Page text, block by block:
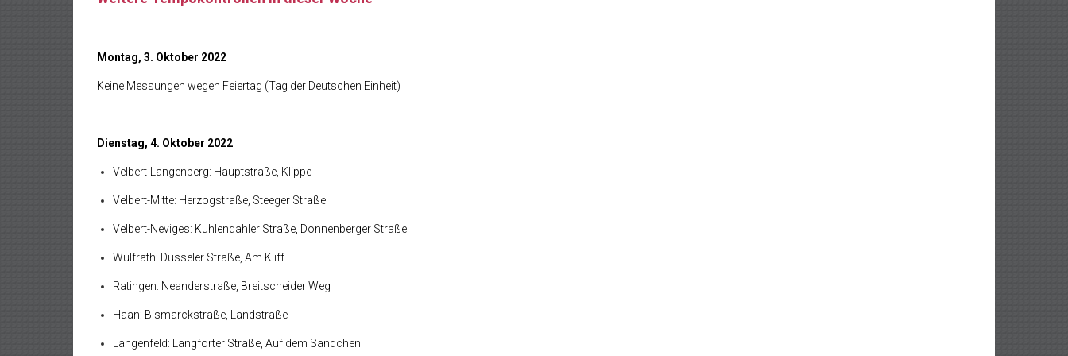
Montag, 3. Oktober 2022
Keine Messungen wegen Feiertag (Tag der Deutschen Einheit)
Dienstag, 4. Oktober 2022
Velbert-Langenberg: Hauptstraße, Klippe
Velbert-Mitte: Herzogstraße, Steeger Straße
Velbert-Neviges: Kuhlendahler Straße, Donnenberger Straße
Wülfrath: Düsseler Straße, Am Kliff
Ratingen: Neanderstraße, Breitscheider Weg
Haan: Bismarckstraße, Landstraße
Langenfeld: Langforter Straße, Auf dem Sändchen